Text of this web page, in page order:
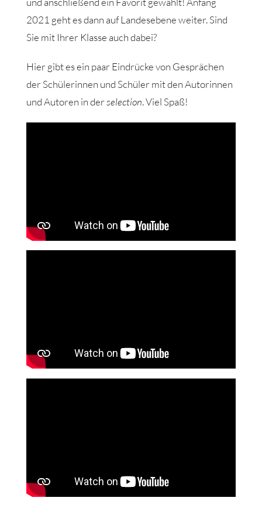
2021 geht es dann auf Landesebene weiter. Sind
Sie mit Ihrer Klasse auch dabei?
Hier gibt es ein paar Eindrücke von Gesprächen
der Schülerinnen und Schüler mit den Autorinnen
und Autoren in derselection. Viel Spaß!